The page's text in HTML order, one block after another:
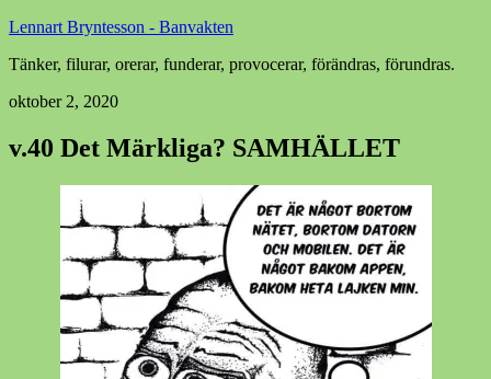
Lennart Bryntesson - Banvakten
Tänker, filurar, orerar, funderar, provocerar, förändras, förundras.
oktober 2, 2020
v.40 Det Märkliga? SAMHÄLLET